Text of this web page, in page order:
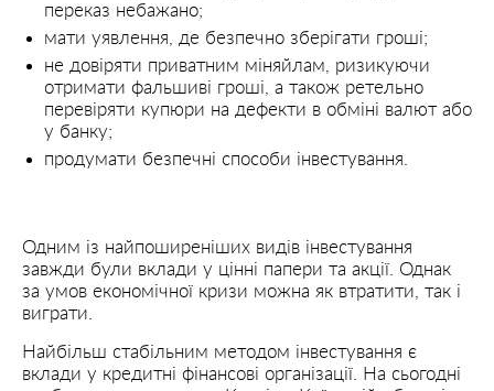
переказ небажано;
мати уявлення, де безпечно зберігати гроші;
не довіряти приватним міняйлам, ризикуючи
отримати фальшиві гроші, а також ретельно
перевіряти купюри на дефекти в обміні валют або
у банку;
продумати безпечні способи інвестування.
Одним із найпоширеніших видів інвестування
завжди були вклади у цінні папери та акції. Однак
за умов економічної кризи можна як втратити, так і
виграти.
Найбільш стабільним методом інвестування є
вклади у кредитні фінансові організації. На сьогодні